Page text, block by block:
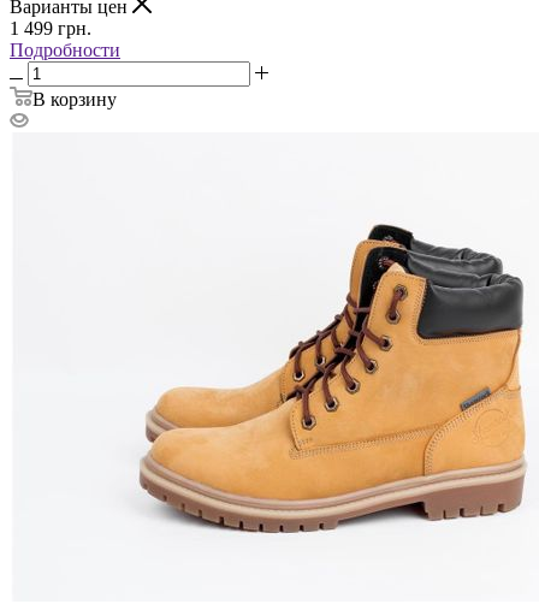
Варианты цен
1 499 грн.
Подробности
В корзину